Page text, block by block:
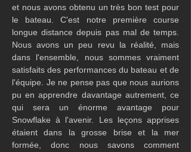
et nous avons obtenu un très bon test pour
le bateau. C'est notre première course
longue distance depuis pas mal de temps.
Nous avons un peu revu la réalité, mais
dans l'ensemble, nous sommes vraiment
satisfaits des performances du bateau et de
l'équipe. Je ne pense pas que nous aurions
pu en apprendre davantage autrement, ce
qui sera un énorme avantage pour
Snowflake à l'avenir. Les leçons apprises
étaient dans la grosse brise et la mer
formée, donc nous savons comment